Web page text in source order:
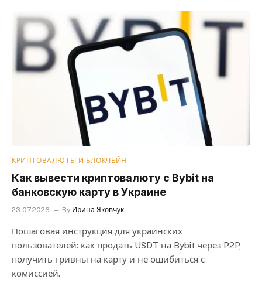
КРИПТОВАЛЮТЫ И БЛОКЧЕЙН
Как вывести криптовалюту с Bybit на
банковскую карту в Украине
23.07.2026 By Ирина Яковчук
Пошаговая инструкция для украинских
пользователей: как продать USDT на Bybit через P2P,
получить гривны на карту и не ошибиться с
комиссией.